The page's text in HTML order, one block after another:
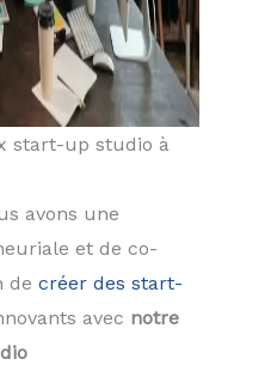
start-up studio à
avons une
et de co-
de créer des start-
avec notre